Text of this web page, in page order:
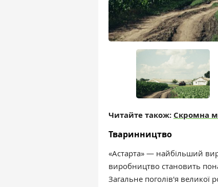
Читайте також: Скромна
Тваринництво
«Астарта» — найбільший
виробництво становить
Загальне поголів'я великої